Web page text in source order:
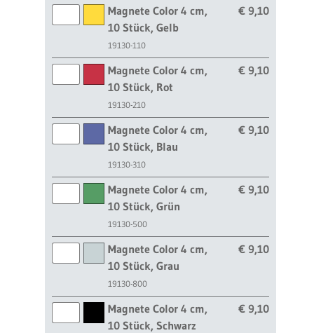
Magnete Color 4 cm,
10 Stück, Gelb
19130-110
€ 9,10
Magnete Color 4 cm,
10 Stück, Rot
19130-210
€ 9,10
Magnete Color 4 cm,
10 Stück, Blau
19130-310
€ 9,10
Magnete Color 4 cm,
10 Stück, Grün
19130-500
€ 9,10
Magnete Color 4 cm,
10 Stück, Grau
19130-800
€ 9,10
Magnete Color 4 cm,
10 Stück, Schwarz
€ 9,10